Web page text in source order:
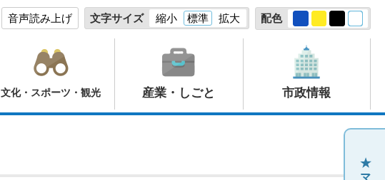
音声読み上げ 文字サイズ 縮小 標準 拡大 配色
文化・スポーツ・観光 産業・しごと 市政情報